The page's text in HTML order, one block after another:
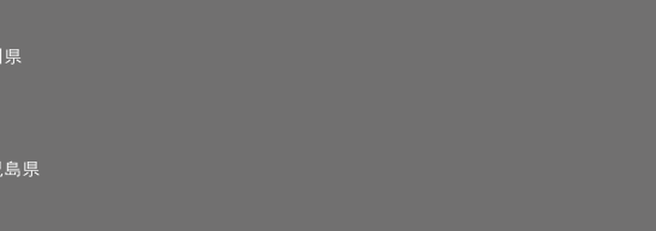
まけでお撮りしてい
、お気軽にお声がけ
県
島県